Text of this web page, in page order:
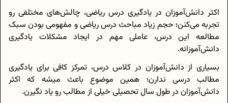
اکثر دانش‌آموزان در یادگیری درس ریاضی، چالش‌های مختلفی رو
تجربه می‌کنن؛ حجم زیاد مباحث درس ریاضی و مفهومی بودن سبک
مطالعه این درس، عاملی مهم در ایجاد مشکلات یادگیری
دانش‌آموزانه.
بسیاری از دانش‌آموزان در کلاس درس، تمرکز کافی برای یادگیری
مطالب درسی ندارن؛ همین موضوع باعث میشه که اکثر
دانش‌آموزان در طول سال تحصیلی خیلی از مطالب رو یاد نگیرن.